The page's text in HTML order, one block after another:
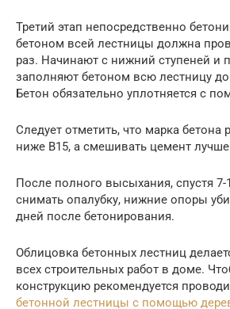
Третий этап непосредственно
бетоном всей лестницы должна
раз. Начинают с нижний ступеней и
заполняют бетоном всю лестницу до
Бетон обязательно уплотняется с
Следует отметить, что марка бетона
ниже В15, а смешивать цемент
После полного высыхания, спустя
снимать опалубку, нижние опоры
дней после бетонирования.
Облицовка бетонных лестниц
всех строительных работ в доме.
конструкцию рекомендуется
бетонной лестницы с помощью